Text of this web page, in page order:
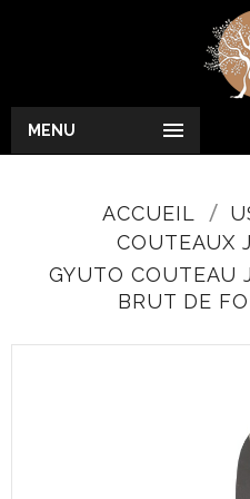

MENU
ACCUEIL
COUTEAUX
GYUTO COUTEAU
BRUT DE